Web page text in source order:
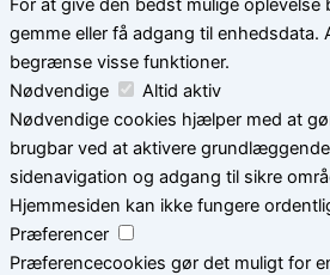
For at give den bedst mulige oplevelse
gemme eller få adgang til
begrænse visse funktioner.
Nødvendige
Altid aktiv
Nødvendige cookies hjælper med at
brugbar ved at aktivere
sidenavigation og adgang til sikre
Hjemmesiden kan ikke fungere
Præferencer
Præferencecookies gør det muligt for